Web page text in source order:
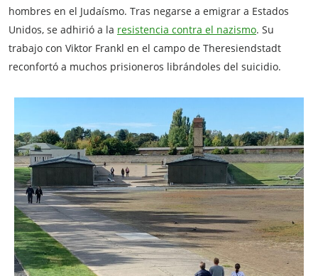
hombres en el Judaísmo. Tras negarse a emigrar a Estados
Unidos, se adhirió a la resistencia contra el nazismo. Su
trabajo con Viktor Frankl en el campo de Theresiendstadt
reconfortó a muchos prisioneros librándoles del suicidio.